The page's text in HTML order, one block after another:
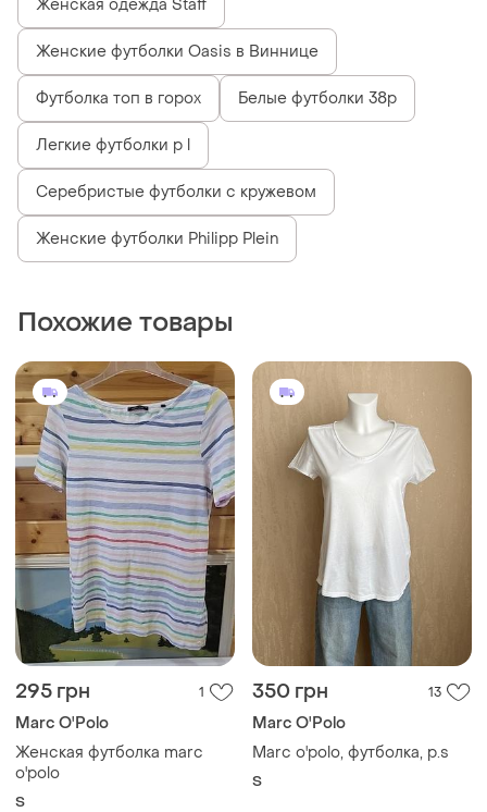
Женская одежда Staff
Женские футболки Oasis в Виннице
Футболка топ в горох Белые футболки 38р
Легкие футболки р l
Серебристые футболки с кружевом
Женские футболки Philipp Plein
Похожие товары
295 грн 1
Marc O'Polo
Женская футболка marc
o'polo
S
350 грн 13
Marc O'Polo
Marc o'polo, футболка, р.s
S